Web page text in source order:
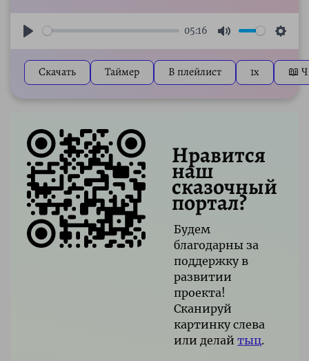
Play
05:16
Mute
Скачать Таймер В плейлист 1x 📖
Нравится
наш
сказочный
портал?
Будем
благодарны за
поддержку в
развитии
проекта!
Сканируй
картинку слева
или делай тыц.